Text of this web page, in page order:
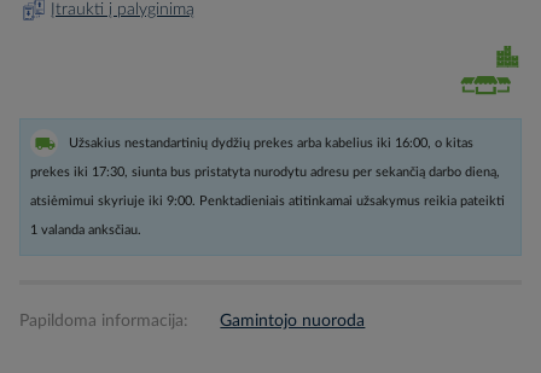
Įtraukti į palyginimą
Užsakius nestandartinių dydžių prekes arba kabelius iki 16:00, o kitas
prekes iki 17:30, siunta bus pristatyta nurodytu adresu per sekančią darbo dieną,
atsiėmimui skyriuje iki 9:00. Penktadieniais atitinkamai užsakymus reikia pateikti
1 valanda anksčiau.
Papildoma informacija: Gamintojo nuoroda